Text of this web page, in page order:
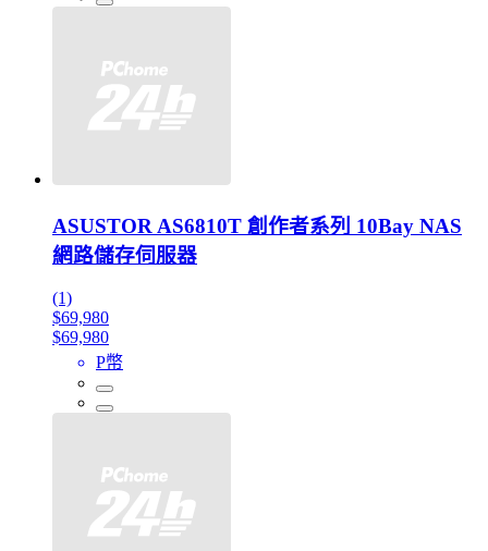
ASUSTOR AS6810T 創作者系列 10Bay NAS
網路儲存伺服器
(1)
$69,980
$69,980
P幣